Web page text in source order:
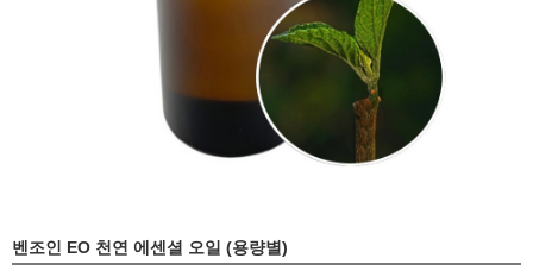
벤조인 EO 천연 에센셜 오일 (용량별)